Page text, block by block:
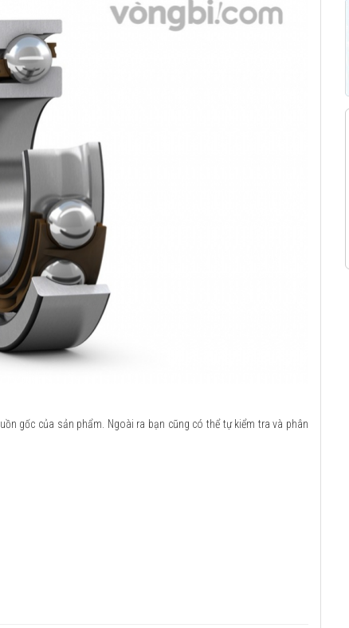
gốc của sản phẩm. Ngoài ra bạn cũng có thể tự kiểm tra và phân